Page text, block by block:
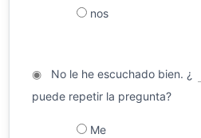
nos
◉No le he escuchado bien. ¿
puede repetir la pregunta?
Me